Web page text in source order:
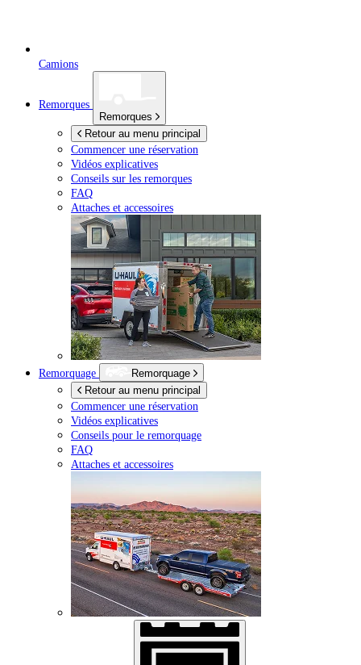
Camions
Remorques
Remorques
Retour au menu principal
Commencer une réservation
Vidéos explicatives
Conseils sur les remorques
FAQ
Attaches et accessoires
Remorquage
Remorquage
Retour au menu principal
Commencer une réservation
Vidéos explicatives
Conseils pour le remorquage
FAQ
Attaches et accessoires